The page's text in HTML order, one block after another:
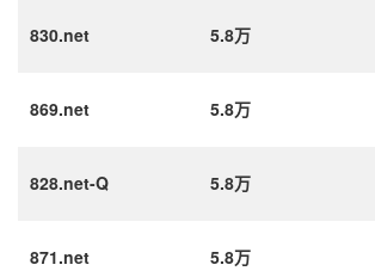
830.net 5.8万
869.net 5.8万
828.net-Q 5.8万
871.net 5.8万